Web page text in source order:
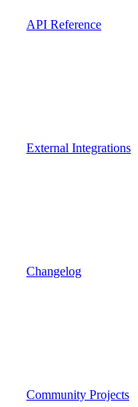
API Reference
External Integrations
Changelog
Community Projects